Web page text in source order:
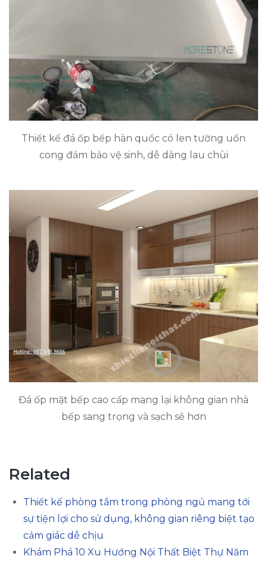
Thiết kế đá ốp bếp hàn quốc có len tường uốn
cong đảm bảo vệ sinh, dễ dàng lau chùi
Đá ốp mặt bếp cao cấp mang lại không gian nhà
bếp sang trọng và sạch sẽ hơn
Related
Thiết kế phòng tắm trong phòng ngủ mang tới
sự tiện lợi cho sử dụng, không gian riêng biệt tạo
cảm giác dễ chịu
Khám Phá 10 Xu Hướng Nội Thất Biệt Thự Năm